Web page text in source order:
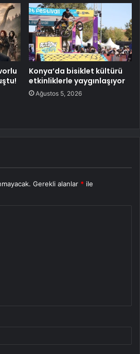
Konya’da bisiklet kültürü
etkinliklerle yaygınlaşıyor
Ağustos 5, 2026
Gerekli alanlar * ile